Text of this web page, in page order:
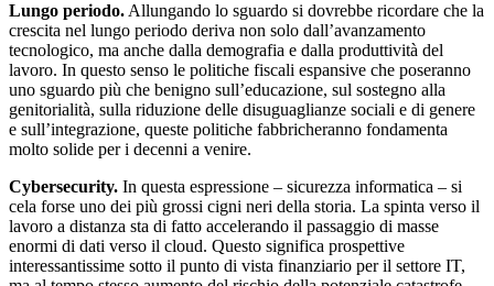
Lungo periodo. Allungando lo sguardo si dovrebbe ricordare che la
crescita nel lungo periodo deriva non solo dall’avanzamento
tecnologico, ma anche dalla demografia e dalla produttività del
lavoro. In questo senso le politiche fiscali espansive che poseranno
uno sguardo più che benigno sull’educazione, sul sostegno alla
genitorialità, sulla riduzione delle disuguaglianze sociali e di genere
e sull’integrazione, queste politiche fabbricheranno fondamenta
molto solide per i decenni a venire.
Cybersecurity. In questa espressione – sicurezza informatica – si
cela forse uno dei più grossi cigni neri della storia. La spinta verso il
lavoro a distanza sta di fatto accelerando il passaggio di masse
enormi di dati verso il cloud. Questo significa prospettive
interessantissime sotto il punto di vista finanziario per il settore IT,